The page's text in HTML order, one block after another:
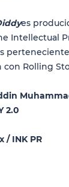
es
Intellectual
con Rolling
2.0
/ INK PR